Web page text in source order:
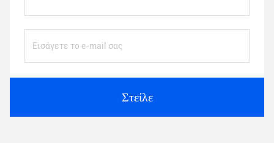
Στείλε